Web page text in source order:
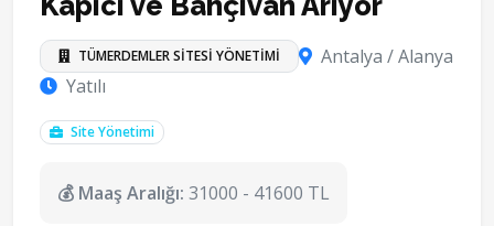
TÜMERDEMLER SİTESİ YÖNETİMİ
Antalya / Alanya
Yatılı
Site Yönetimi
💰 Maaş Aralığı: 31000 - 41600 TL